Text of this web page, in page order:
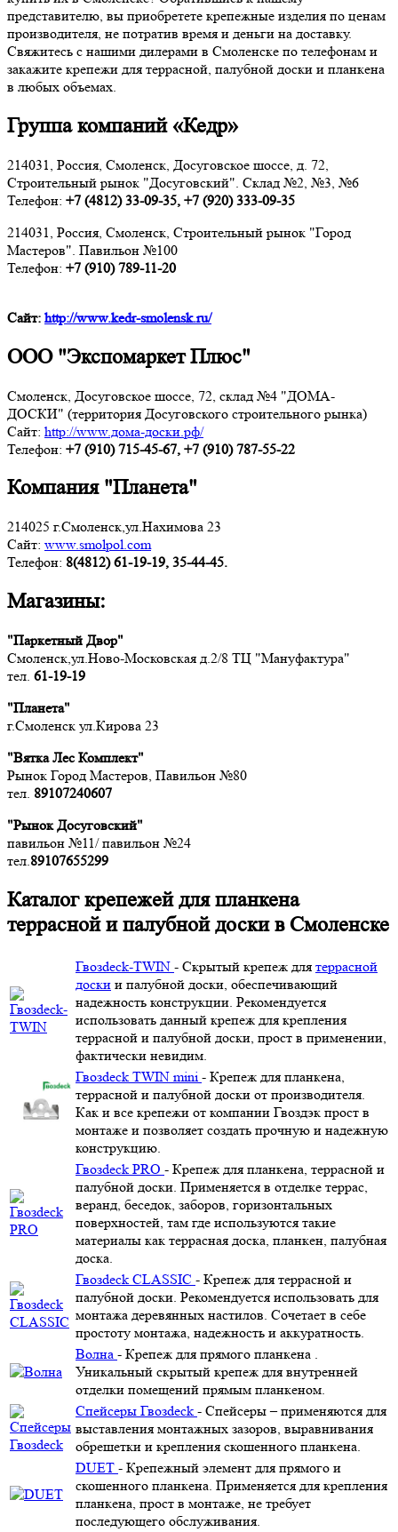
представителю, вы приобретете крепежные изделия по ценам
производителя, не потратив время и деньги на доставку.
Свяжитесь с нашими дилерами в Смоленске по телефонам и
закажите крепежи для террасной, палубной доски и планкена
в любых объемах.
Группа компаний «Кедр»
214031, Россия, Смоленск, Досуговское шоссе, д. 72,
Строительный рынок "Досуговский". Склад №2, №3, №6
Телефон: +7 (4812) 33-09-35, +7 (920) 333-09-35
214031, Россия, Смоленск, Строительный рынок "Город
Мастеров". Павильон №100
Телефон: +7 (910) 789-11-20
Сайт: http://www.kedr-smolensk.ru/
ООО "Экспомаркет Плюс"
Смоленск, Досуговское шоссе, 72, склад №4 "ДОМА-
ДОСКИ" (территория Досуговского строительного рынка)
Сайт: http://www.дома-доски.рф/
Телефон: +7 (910) 715-45-67, +7 (910) 787-55-22
Компания "Планета"
214025 г.Смоленск,ул.Нахимова 23
Сайт: www.smolpol.com
Телефон: 8(4812) 61-19-19, 35-44-45.
Магазины:
"Паркетный Двор"
Смоленск,ул.Ново-Московская д.2/8 ТЦ "Мануфактура"
тел. 61-19-19
"Планета"
г.Смоленск ул.Кирова 23
"Вятка Лес Комплект"
Рынок Город Мастеров, Павильон №80
тел. 89107240607
"Рынок Досуговский"
павильон №11/ павильон №24
тел.89107655299
Каталог крепежей для планкена
террасной и палубной доски в Смоленске
Гвозdeck-TWIN - Скрытый крепеж для террасной
доски и палубной доски, обеспечивающий
надежность конструкции. Рекомендуется
использовать данный крепеж для крепления
террасной и палубной доски, прост в применении,
фактически невидим.
Гвозdeck TWIN mini - Крепеж для планкена,
террасной и палубной доски от производителя.
Как и все крепежи от компании Гвоздэк прост в
монтаже и позволяет создать прочную и надежную
конструкцию.
Гвозdeck PRO - Крепеж для планкена, террасной и
палубной доски. Применяется в отделке террас,
веранд, беседок, заборов, горизонтальных
поверхностей, там где используются такие
материалы как террасная доска, планкен, палубная
доска.
Гвозdeck CLASSIC - Крепеж для террасной и
палубной доски. Рекомендуется использовать для
монтажа деревянных настилов. Сочетает в себе
простоту монтажа, надежность и аккуратность.
Волна - Крепеж для прямого планкена .
Уникальный скрытый крепеж для внутренней
отделки помещений прямым планкеном.
Спейсеры Гвозdeck - Спейсеры – применяются для
выставления монтажных зазоров, выравнивания
обрешетки и крепления скошенного планкена.
DUET - Крепежный элемент для прямого и
скошенного планкена. Применяется для крепления
планкена, прост в монтаже, не требует
последующего обслуживания.